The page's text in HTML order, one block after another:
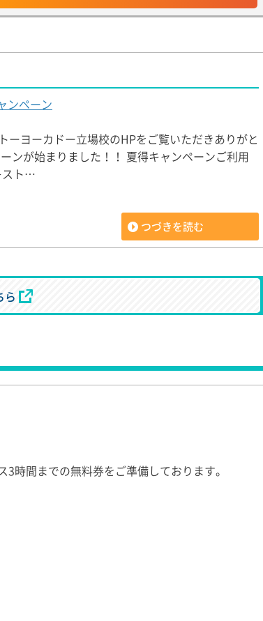
ンペーン
ーヨーカドー立場校のHPをご覧いただきありがと
ンが始まりました！！ 夏得キャンペーンご利用
スト…
つづきを読む
ら
時間までの無料券をご準備しております。